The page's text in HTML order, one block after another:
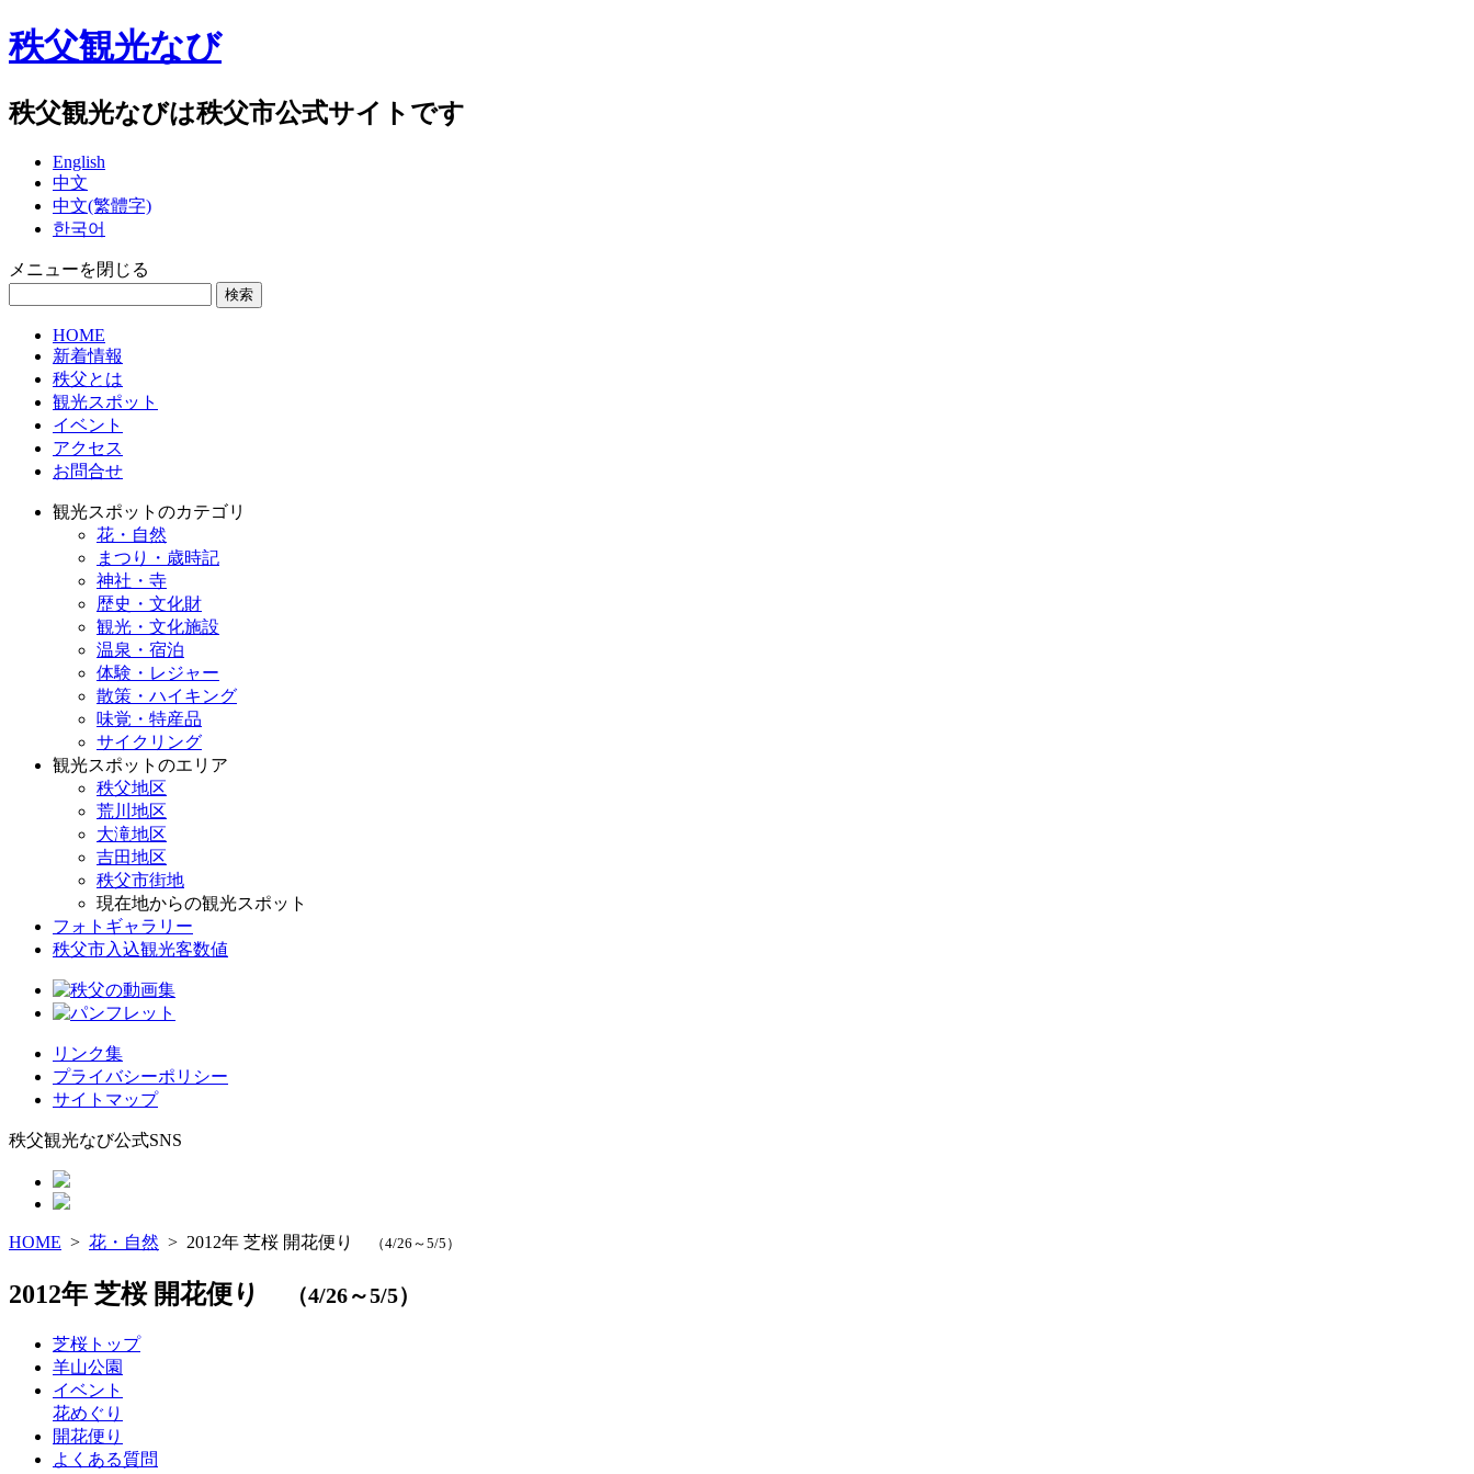
秩父観光なび
秩父観光なびは秩父市公式サイトです
English
中文
中文(繁體字)
한국어
メニューを閉じる
HOME
新着情報
秩父とは
観光スポット
イベント
アクセス
お問合せ
観光スポットのカテゴリ
花・自然
まつり・歳時記
神社・寺
歴史・文化財
観光・文化施設
温泉・宿泊
体験・レジャー
散策・ハイキング
味覚・特産品
サイクリング
観光スポットのエリア
秩父地区
荒川地区
大滝地区
吉田地区
秩父市街地
現在地からの観光スポット
フォトギャラリー
秩父市入込観光客数値
リンク集
プライバシーポリシー
サイトマップ
秩父観光なび公式SNS
HOME > 花・自然 > 2012年 芝桜 開花便り （4/26～5/5）
2012年 芝桜 開花便り （4/26～5/5）
芝桜トップ
羊山公園
イベント
花めぐり
開花便り
よくある質問